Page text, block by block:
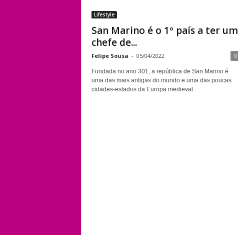
Lifestyle
San Marino é o 1º país a ter um
chefe de...
Felipe Sousa - 05/04/2022 0
Fundada no ano 301, a república de San Marino é
uma das mais antigas do mundo e uma das poucas
cidades-estados da Europa medieval...